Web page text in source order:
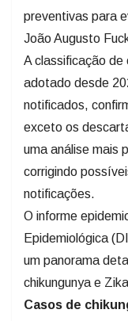
João Augusto
A classificação de
adotado desde
notificados,
exceto os
uma análise mais
corrigindo
notificações.
O informe
Epidemiológica
um panorama
chikungunya e
Casos de
O informe